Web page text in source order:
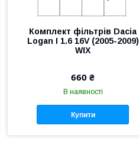
Комплект фільтрів Dacia
Logan I 1.6 16V (2005-2009)
WIX
660 ₴
В наявності
Купити